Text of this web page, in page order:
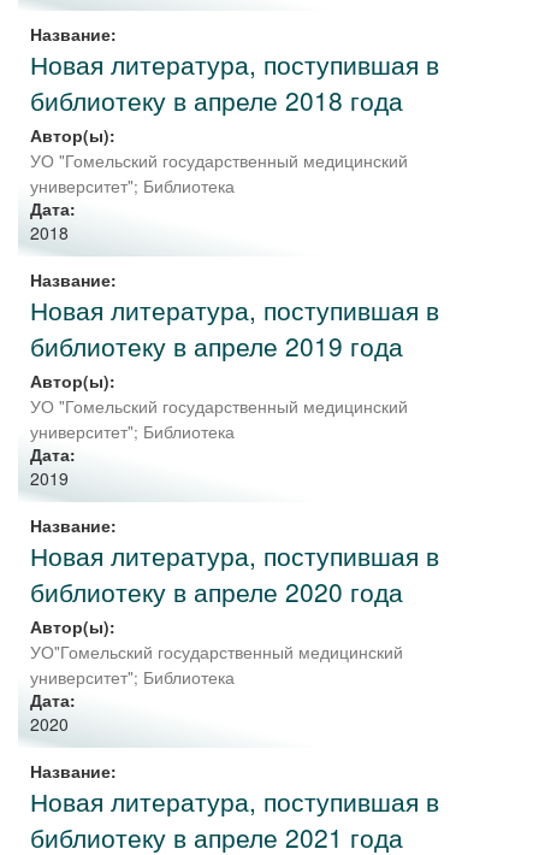
Название:
Новая литература, поступившая в
библиотеку в апреле 2018 года
Автор(ы):
УО "Гомельский государственный медицинский
университет"; Библиотека
Дата:
2018
Название:
Новая литература, поступившая в
библиотеку в апреле 2019 года
Автор(ы):
УО "Гомельский государственный медицинский
университет"; Библиотека
Дата:
2019
Название:
Новая литература, поступившая в
библиотеку в апреле 2020 года
Автор(ы):
УО"Гомельский государственный медицинский
университет"; Библиотека
Дата:
2020
Название:
Новая литература, поступившая в
библиотеку в апреле 2021 года